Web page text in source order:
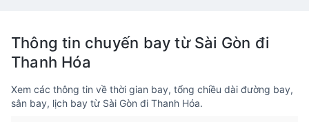
Thông tin chuyến bay từ Sài Gòn đi
Thanh Hóa
Xem các thông tin về thời gian bay, tổng chiều dài đường bay,
sân bay, lịch bay từ Sài Gòn đi Thanh Hóa.